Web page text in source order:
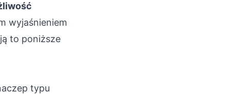
wyjaśnieniem
to poniższe
typu